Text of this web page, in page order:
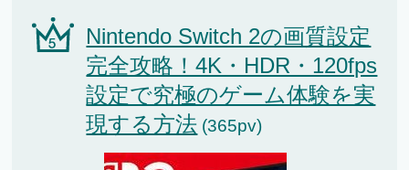
Nintendo Switch 2の画質設定
完全攻略！4K・HDR・120fps
設定で究極のゲーム体験を実
現する方法 (365pv)